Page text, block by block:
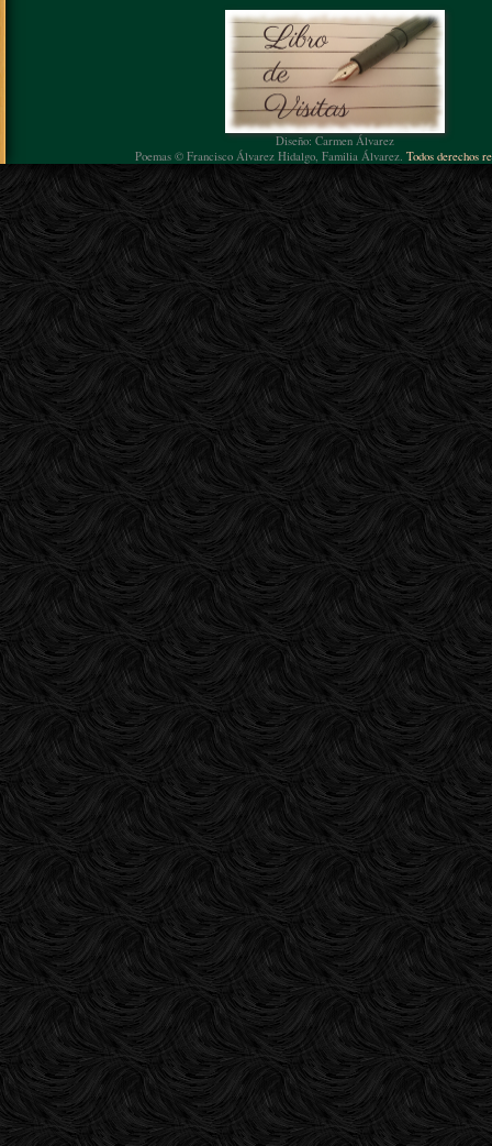
Diseño: Carmen Álvarez
Poemas © Francisco Álvarez Hidalgo, Familia Álvarez. Todos derechos